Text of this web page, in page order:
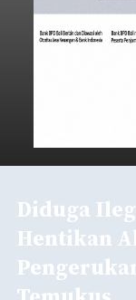
Diduga
Hentikan